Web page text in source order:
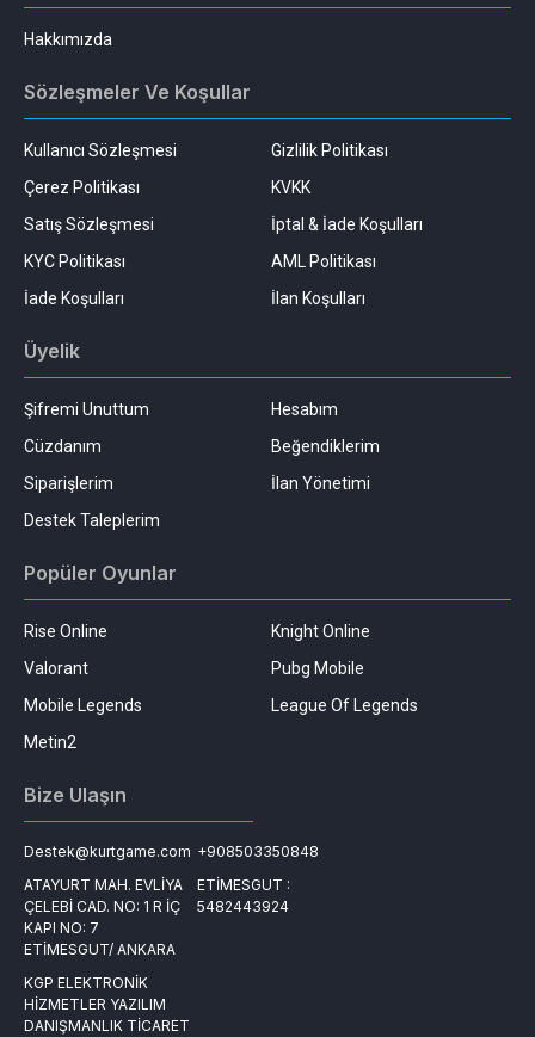
Hakkımızda
Sözleşmeler Ve Koşullar
Kullanıcı Sözleşmesi
Gizlilik Politikası
Çerez Politikası
KVKK
Satış Sözleşmesi
İptal & İade Koşulları
KYC Politikası
AML Politikası
İade Koşulları
İlan Koşulları
Üyelik
Şifremi Unuttum
Hesabım
Cüzdanım
Beğendiklerim
Siparişlerim
İlan Yönetimi
Destek Taleplerim
Popüler Oyunlar
Rise Online
Knight Online
Valorant
Pubg Mobile
Mobile Legends
League Of Legends
Metin2
Bize Ulaşın
Destek@kurtgame.com +908503350848
ATAYURT MAH. EVLİYA
ÇELEBİ CAD. NO: 1 R İÇ
KAPI NO: 7
ETİMESGUT/ ANKARA
ETİMESGUT :
5482443924
KGP ELEKTRONİK
HİZMETLER YAZILIM
DANIŞMANLIK TİCARET